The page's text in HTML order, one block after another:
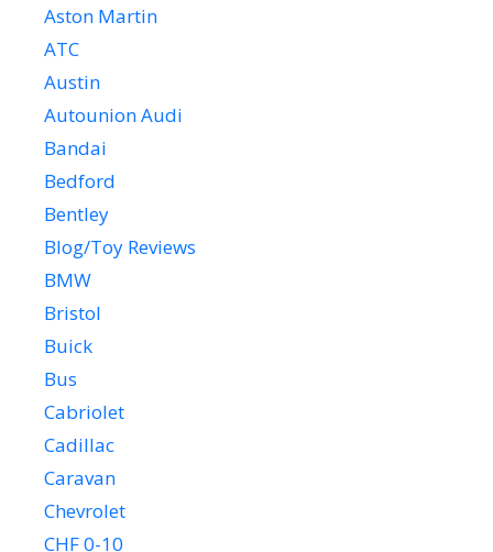
Aston Martin
ATC
Austin
Autounion Audi
Bandai
Bedford
Bentley
Blog/Toy Reviews
BMW
Bristol
Buick
Bus
Cabriolet
Cadillac
Caravan
Chevrolet
CHF 0-10